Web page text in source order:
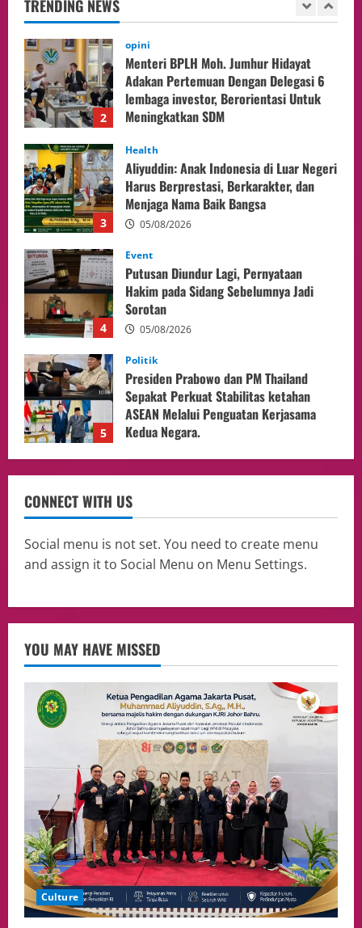
TRENDING NEWS
2
3
Health
Aliyuddin: Anak Indonesia di Luar Negeri
Harus Berprestasi, Berkarakter, dan
Menjaga Nama Baik Bangsa
05/08/2026
4
Event
Putusan Diundur Lagi, Pernyataan
Hakim pada Sidang Sebelumnya Jadi
Sorotan
05/08/2026
5
Politik
Presiden Prabowo dan PM Thailand
Sepakat Perkuat Stabilitas ketahan
ASEAN Melalui Penguatan Kerjasama
Kedua Negara.
1
Culture
Pengadilan Agama Jakarta Pusat
Selesaikan 25 Perkara Isbat Nikah bagi
WNI di Johor Bahru
06/08/2026
2
Adakan Pertemuan Dengan Delegasi 6
lembaga investor, Berorientasi Untuk
Meningkatkan SDM
05/08/2026
3
Health
Harus Berprestasi, Berkarakter, dan
Menjaga Nama Baik Bangsa
05/08/2026
4
Putusan Diundur Lagi, Pernyataan
Hakim pada Sidang Sebelumnya Jadi
Sorotan
05/08/2026
5
Politik
Presiden Prabowo dan PM Thailand
Sepakat Perkuat Stabilitas ketahan
ASEAN Melalui Penguatan Kerjasama
Kedua Negara.
04/08/2026
CONNECT WITH US
Social menu is not set. You need to create menu
and assign it to Social Menu on Menu Settings.
YOU MAY HAVE MISSED
Culture